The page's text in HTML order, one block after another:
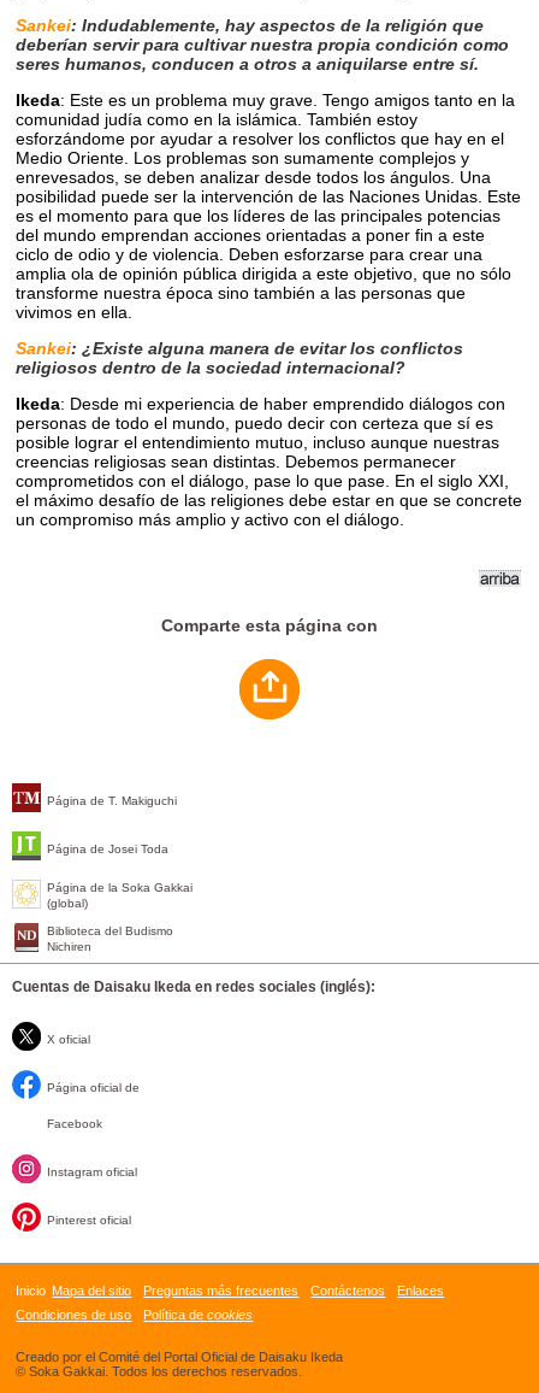
Página de T. Makiguchi
Página de Josei Toda
Página de la Soka Gakkai
(global)
Biblioteca del Budismo
Nichiren
Cuentas de Daisaku Ikeda en redes sociales (inglés):
X oficial
Página oficial de
Facebook
Instagram oficial
Pinterest oficial
Sankei: Indudablemente, hay aspectos de la religión que
deberían servir para cultivar nuestra propia condición como
seres humanos, conducen a otros a aniquilarse entre sí.
Ikeda: Este es un problema muy grave. Tengo amigos tanto en la
comunidad judía como en la islámica. También estoy
esforzándome por ayudar a resolver los conflictos que hay en el
Medio Oriente. Los problemas son sumamente complejos y
enrevesados, se deben analizar desde todos los ángulos. Una
posibilidad puede ser la intervención de las Naciones Unidas. Este
es el momento para que los líderes de las principales potencias
del mundo emprendan acciones orientadas a poner fin a este
ciclo de odio y de violencia. Deben esforzarse para crear una
amplia ola de opinión pública dirigida a este objetivo, que no sólo
transforme nuestra época sino también a las personas que
vivimos en ella.
Sankei: ¿Existe alguna manera de evitar los conflictos
religiosos dentro de la sociedad internacional?
Ikeda: Desde mi experiencia de haber emprendido diálogos con
personas de todo el mundo, puedo decir con certeza que sí es
posible lograr el entendimiento mutuo, incluso aunque nuestras
creencias religiosas sean distintas. Debemos permanecer
comprometidos con el diálogo, pase lo que pase. En el siglo XXI,
el máximo desafío de las religiones debe estar en que se concrete
un compromiso más amplio y activo con el diálogo.
Comparte esta página con
Inicio Mapa del sitio Preguntas más frecuentes Contáctenos
Enlaces
Condiciones de uso
Política decookies
Creado por el Comité del Portal Oficial de Daisaku Ikeda
© Soka Gakkai. Todos los derechos reservados.